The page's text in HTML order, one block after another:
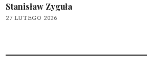
Stanisław Zyguła
27 LUTEGO 2026